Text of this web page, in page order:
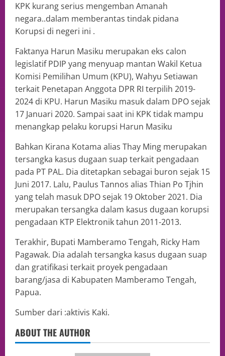
KPK kurang serius mengemban Amanah
negara..dalam memberantas tindak pidana
Korupsi di negeri ini .
Faktanya Harun Masiku merupakan eks calon
legislatif PDIP yang menyuap mantan Wakil Ketua
Komisi Pemilihan Umum (KPU), Wahyu Setiawan
terkait Penetapan Anggota DPR RI terpilih 2019-
2024 di KPU. Harun Masiku masuk dalam DPO sejak
17 Januari 2020. Sampai saat ini KPK tidak mampu
menangkap pelaku korupsi Harun Masiku
Bahkan Kirana Kotama alias Thay Ming merupakan
tersangka kasus dugaan suap terkait pengadaan
pada PT PAL. Dia ditetapkan sebagai buron sejak 15
Juni 2017. Lalu, Paulus Tannos alias Thian Po Tjhin
yang telah masuk DPO sejak 19 Oktober 2021. Dia
merupakan tersangka dalam kasus dugaan korupsi
pengadaan KTP Elektronik tahun 2011-2013.
Terakhir, Bupati Mamberamo Tengah, Ricky Ham
Pagawak. Dia adalah tersangka kasus dugaan suap
dan gratifikasi terkait proyek pengadaan
barang/jasa di Kabupaten Mamberamo Tengah,
Papua.
Sumber dari :aktivis Kaki.
ABOUT THE AUTHOR